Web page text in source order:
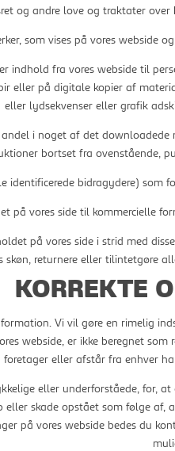
og andre love og traktater
som vises på vores
indhold fra vores webside til
eller på digitale kopier af
eller lydsekvenser eller grafik
i noget af det
bortset fra
identificerede bidragydere) som
på vores side til kommercielle
på vores side i strid med
skøn, returnere eller tilintetgøre
KORREKTE
Vi vil gøre en rimelig
webside, er ikke beregnet
foretager eller afstår fra enhver
eller underforståede, for,
skade opstået som følge
på vores webside bedes du